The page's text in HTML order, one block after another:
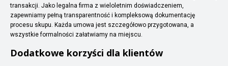
transakcji. Jako legalna firma z wieloletnim doświadczeniem,
zapewniamy pełną transparentność i kompleksową dokumentację
procesu skupu. Każda umowa jest szczegółowo przygotowana, a
wszystkie formalności załatwiamy na miejscu.
Dodatkowe korzyści dla klientów